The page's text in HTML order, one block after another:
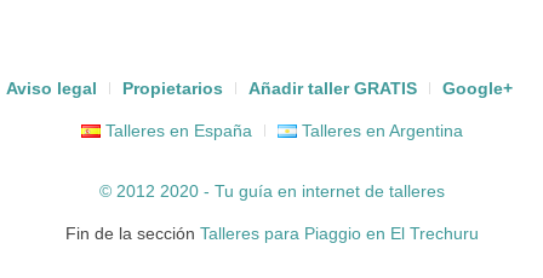
Aviso legal Propietarios Añadir taller GRATIS Google+
Talleres en España Talleres en Argentina
© 2012 2020 - Tu guía en internet de talleres
Fin de la sección Talleres para Piaggio en El Trechuru